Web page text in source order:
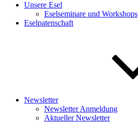
Unsere Esel
Eselseminare und Workshops
Eselpatenschaft
Newsletter
Newsletter Anmeldung
Aktueller Newsletter